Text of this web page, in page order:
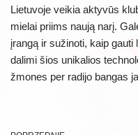
Lietuvoje veikia aktyvūs
mielai priims naują narį.
įrangą ir sužinoti, kaip
dalimi šios unikalios
žmones per radijo bangas